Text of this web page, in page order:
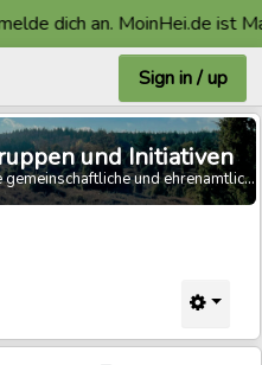
dich an. MoinHei.de ist
Sign in / up
und Initiativen
Der Raum für die gemeinschaftliche und ehrenamtliche Arbeit.